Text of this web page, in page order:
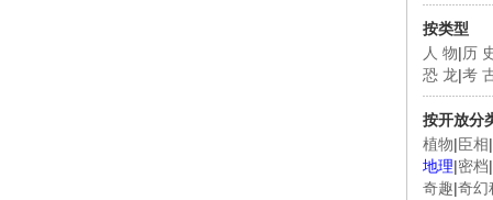
按类型
人 物|历
恐 龙|考
按开放分
植物|臣相|
地理|密档|
奇趣|奇幻